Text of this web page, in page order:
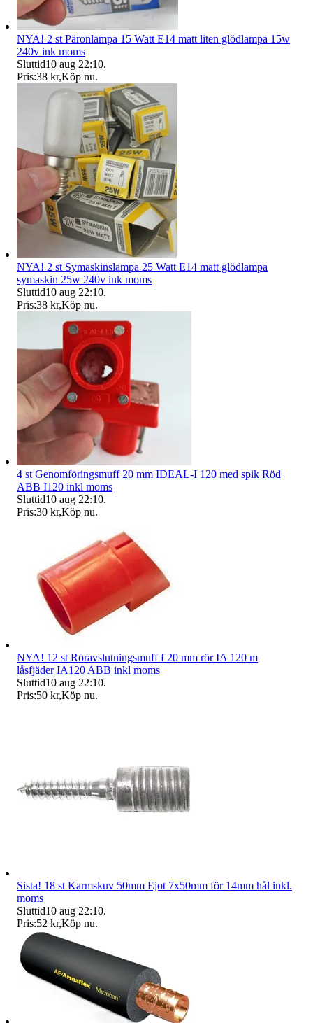
NYA! 2 st Päronlampa 15 Watt E14 matt liten glödlampa 15w
240v ink moms
Sluttid10 aug 22:10.
Pris:38 kr,Köp nu.
NYA! 2 st Symaskinslampa 25 Watt E14 matt glödlampa
symaskin 25w 240v ink moms
Sluttid10 aug 22:10.
Pris:38 kr,Köp nu.
4 st Genomföringsmuff 20 mm IDEAL-I 120 med spik Röd
ABB I120 inkl moms
Sluttid10 aug 22:10.
Pris:30 kr,Köp nu.
NYA! 12 st Röravslutningsmuff f 20 mm rör IA 120 m
låsfjäder IA120 ABB inkl moms
Sluttid10 aug 22:10.
Pris:50 kr,Köp nu.
Sista! 18 st Karmskuv 50mm Ejot 7x50mm för 14mm hål inkl.
moms
Sluttid10 aug 22:10.
Pris:52 kr,Köp nu.